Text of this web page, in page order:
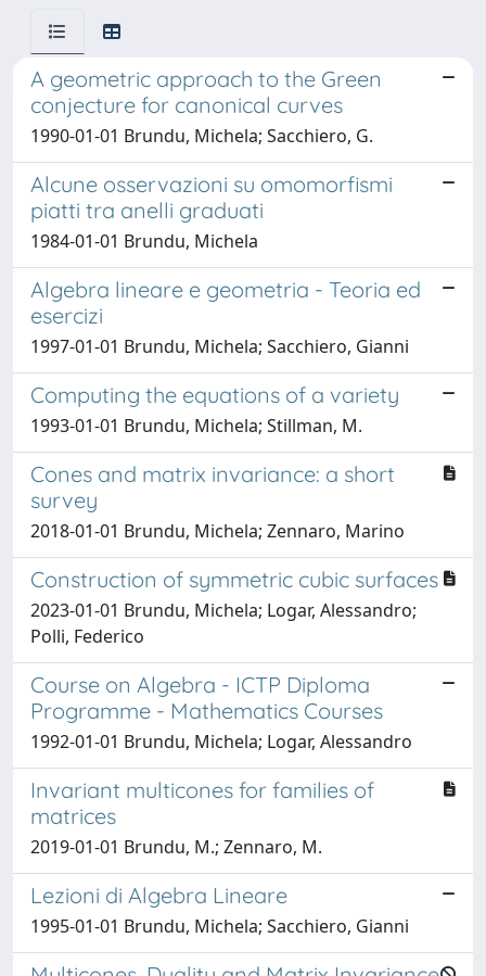
A geometric approach to the Green
conjecture for canonical curves
1990-01-01 Brundu, Michela; Sacchiero, G.
Alcune osservazioni su omomorfismi
piatti tra anelli graduati
1984-01-01 Brundu, Michela
Algebra lineare e geometria - Teoria ed
esercizi
1997-01-01 Brundu, Michela; Sacchiero, Gianni
Computing the equations of a variety
1993-01-01 Brundu, Michela; Stillman, M.
Cones and matrix invariance: a short
survey
2018-01-01 Brundu, Michela; Zennaro, Marino
Construction of symmetric cubic surfaces
2023-01-01 Brundu, Michela; Logar, Alessandro;
Polli, Federico
Course on Algebra - ICTP Diploma
Programme - Mathematics Courses
1992-01-01 Brundu, Michela; Logar, Alessandro
Invariant multicones for families of
matrices
2019-01-01 Brundu, M.; Zennaro, M.
Lezioni di Algebra Lineare
1995-01-01 Brundu, Michela; Sacchiero, Gianni